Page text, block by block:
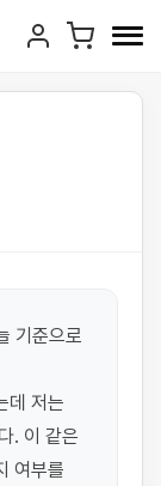
기준으로
데 저는
. 이 같은
여부를